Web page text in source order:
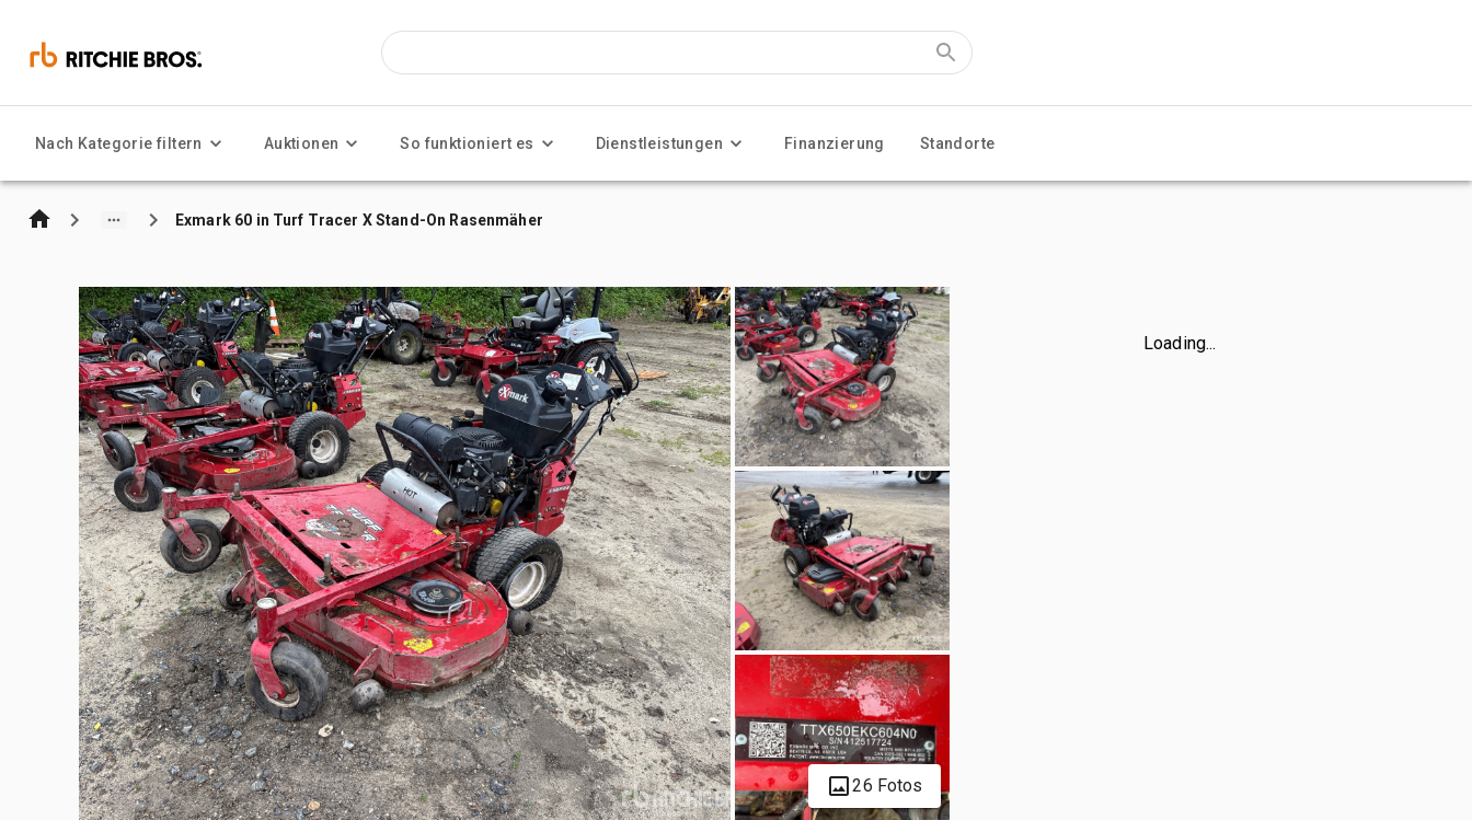
Nach Kategorie filtern Auktionen So funktioniert es Dienstleistungen Finanzierung Standorte
Exmark 60 in Turf Tracer X Stand-On Rasenmäher
26 Fotos
Loading...